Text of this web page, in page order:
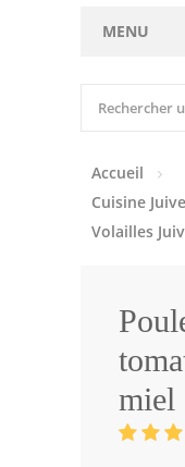
MENU
Entrées
Tajines
Viandes
Volailles
Poissons
Accueil
Cuisine Juive
Volailles
miel